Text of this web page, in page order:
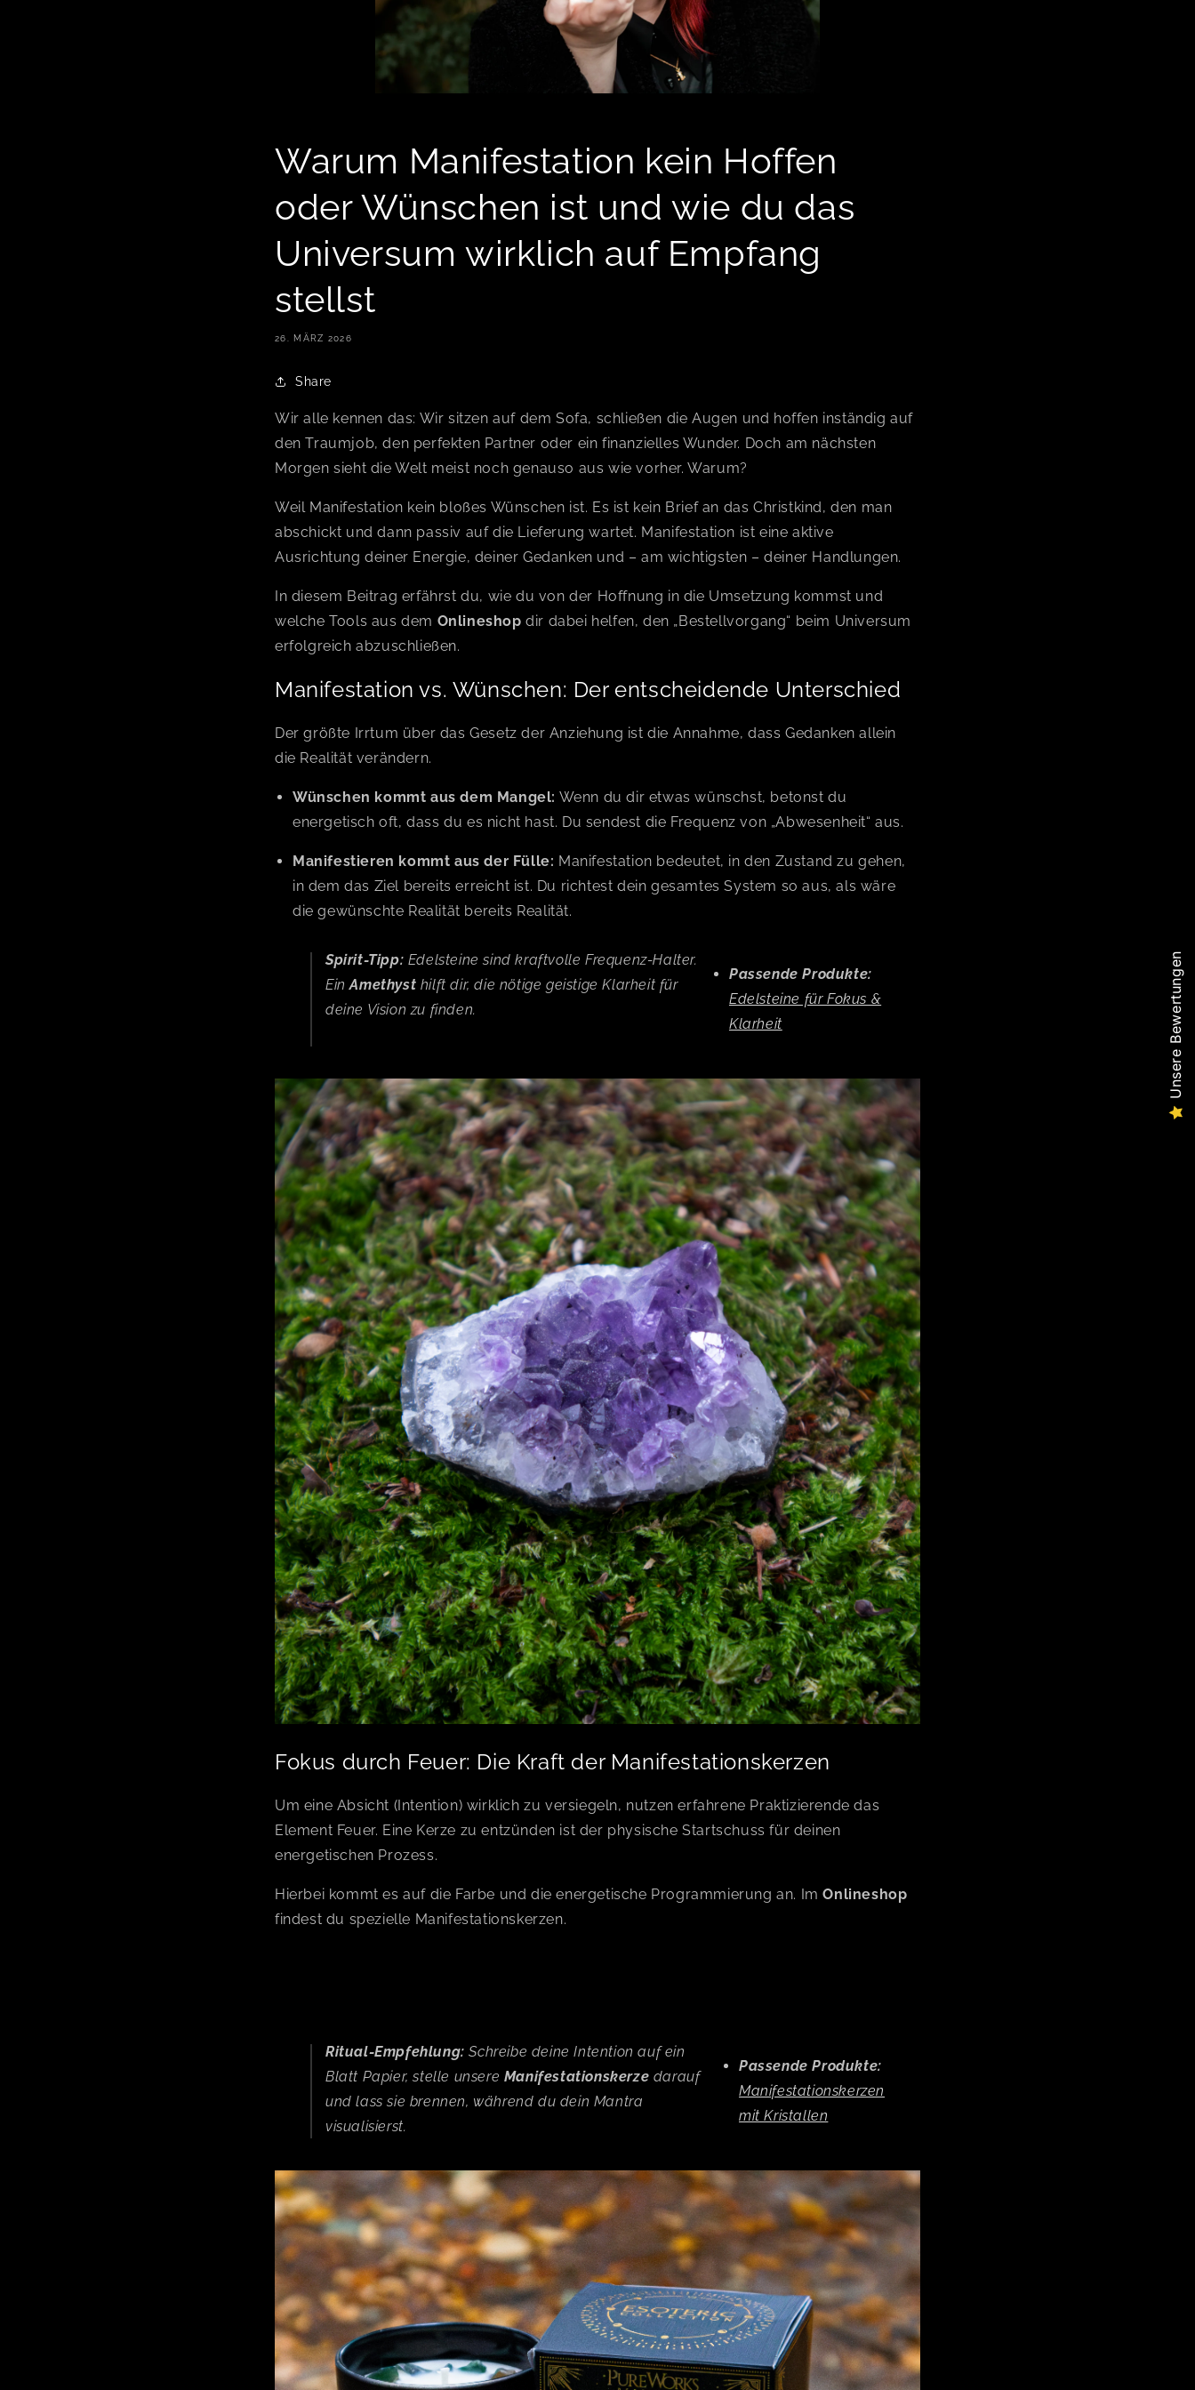
Warum Manifestation kein Hoffen
oder Wünschen ist und wie du das
Universum wirklich auf Empfang
stellst
26. MÄRZ 2026
Share
Wir alle kennen das: Wir sitzen auf dem Sofa, schließen die Augen und hoffen inständig auf
den Traumjob, den perfekten Partner oder ein finanzielles Wunder. Doch am nächsten
Morgen sieht die Welt meist noch genauso aus wie vorher. Warum?
Weil Manifestation kein bloßes Wünschen ist. Es ist kein Brief an das Christkind, den man
abschickt und dann passiv auf die Lieferung wartet. Manifestation ist eine aktive
Ausrichtung deiner Energie, deiner Gedanken und – am wichtigsten – deiner Handlungen.
In diesem Beitrag erfährst du, wie du von der Hoffnung in die Umsetzung kommst und
welche Tools aus dem Onlineshop dir dabei helfen, den „Bestellvorgang“ beim Universum
erfolgreich abzuschließen.
Manifestation vs. Wünschen: Der entscheidende Unterschied
Der größte Irrtum über das Gesetz der Anziehung ist die Annahme, dass Gedanken allein
die Realität verändern.
Wünschen kommt aus dem Mangel: Wenn du dir etwas wünschst, betonst du
energetisch oft, dass du es nicht hast. Du sendest die Frequenz von „Abwesenheit“ aus.
Manifestieren kommt aus der Fülle: Manifestation bedeutet, in den Zustand zu gehen,
in dem das Ziel bereits erreicht ist. Du richtest dein gesamtes System so aus, als wäre
die gewünschte Realität bereits Realität.
Spirit-Tipp: Edelsteine sind kraftvolle Frequenz-Halter.
EinAmethyst hilft dir, die nötige geistige Klarheit für
deine Vision zu finden.
Passende Produkte:
Edelsteine für Fokus &
Klarheit
Fokus durch Feuer: Die Kraft der Manifestationskerzen
Um eine Absicht (Intention) wirklich zu versiegeln, nutzen erfahrene Praktizierende das
Element Feuer. Eine Kerze zu entzünden ist der physische Startschuss für deinen
energetischen Prozess.
Hierbei kommt es auf die Farbe und die energetische Programmierung an. ImOnlineshop
findest du spezielle Manifestationskerzen.
Ritual-Empfehlung: Schreibe deine Intention auf ein
Blatt Papier, stelle unsere Manifestationskerze darauf
und lass sie brennen, während du dein Mantra
visualisierst.
Passende Produkte:
Manifestationskerzen
mit Kristallen
Unsere Bewertungen